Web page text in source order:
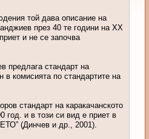
той дава описание на
през 40 те години на ХХ
и не се започва
предлага стандарт на
в комисията по стандартите на
стандарт на каракачанското
год. и в този си вид е приет в
(Динчев и др., 2001).